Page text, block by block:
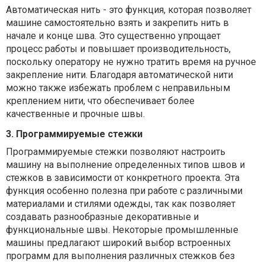
Автоматическая нить - это функция, которая позволяет
машине самостоятельно взять и закрепить нить в
начале и конце шва. Это существенно упрощает
процесс работы и повышает производительность,
поскольку оператору не нужно тратить время на ручное
закрепление нити. Благодаря автоматической нити
можно также избежать проблем с неправильным
креплением нити, что обеспечивает более
качественные и прочные швы.
3. Программируемые стежки
Программируемые стежки позволяют настроить
машину на выполнение определенных типов швов и
стежков в зависимости от конкретного проекта. Эта
функция особенно полезна при работе с различными
материалами и стилями одежды, так как позволяет
создавать разнообразные декоративные и
функциональные швы. Некоторые промышленные
машины предлагают широкий выбор встроенных
программ для выполнения различных стежков без